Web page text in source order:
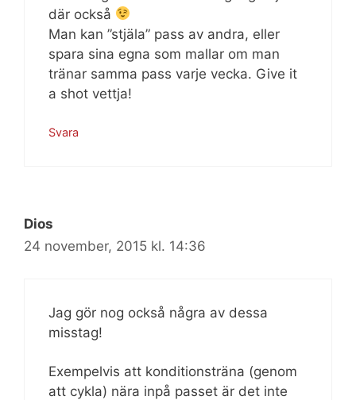
där också
Man kan ”stjäla” pass av andra, eller
spara sina egna som mallar om man
tränar samma pass varje vecka. Give it
a shot vettja!
Svara
Dios
24 november, 2015 kl. 14:36
Jag gör nog också några av dessa
misstag!
Exempelvis att konditionsträna (genom
att cykla) nära inpå passet är det inte